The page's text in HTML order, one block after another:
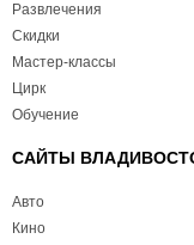
Развлечения
Скидки
Мастер-классы
Цирк
Обучение
САЙТЫ
Авто
Кино